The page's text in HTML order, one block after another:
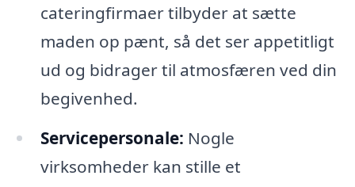
cateringfirmaer tilbyder at sætte
maden op pænt, så det ser appetitligt
ud og bidrager til atmosfæren ved din
begivenhed.
Servicepersonale: Nogle
virksomheder kan stille et